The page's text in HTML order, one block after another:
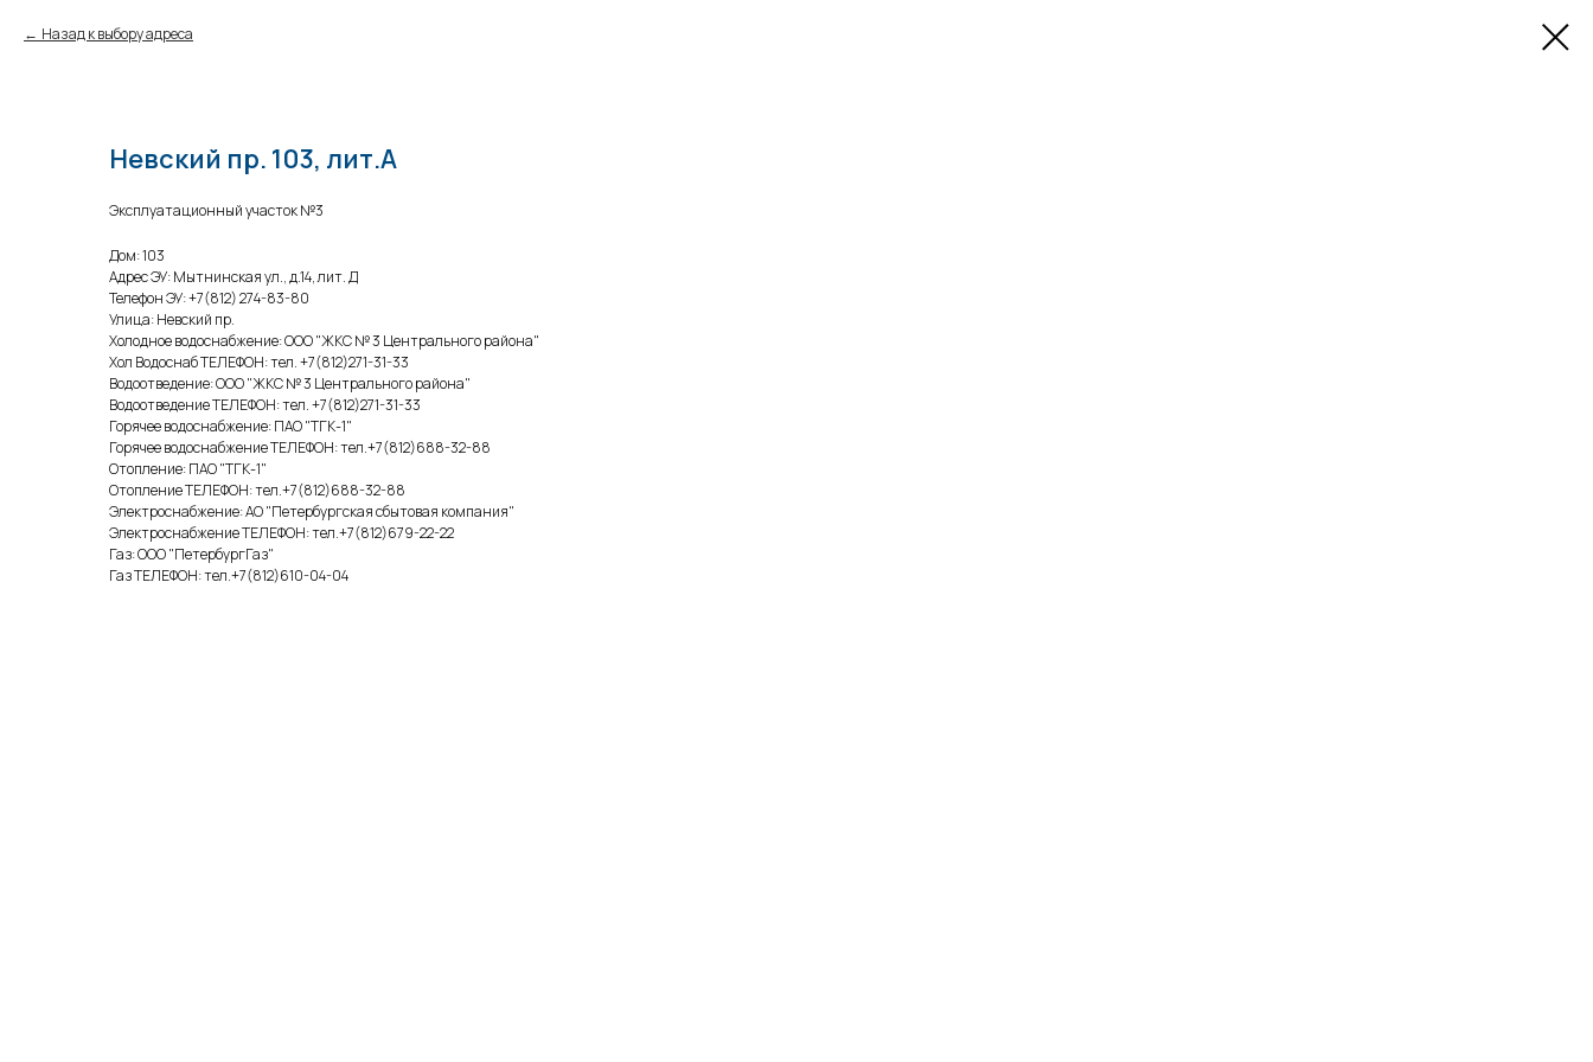
Назад к выбору адреса
Невский пр. 103, лит.А
Эксплуатационный участок №3
Дом: 103
Адрес ЭУ: Мытнинская ул., д.14, лит. Д
Телефон ЭУ: +7(812) 274-83-80
Улица: Невский пр.
Холодное водоснабжение: ООО "ЖКС № 3 Центрального района"
Хол Водоснаб ТЕЛЕФОН: тел. +7(812)271-31-33
Водоотведение: ООО "ЖКС № 3 Центрального района"
Водоотведение ТЕЛЕФОН: тел. +7(812)271-31-33
Горячее водоснабжение: ПАО "ТГК-1"
Горячее водоснабжение ТЕЛЕФОН: тел.+7(812)688-32-88
Отопление: ПАО "ТГК-1"
Отопление ТЕЛЕФОН: тел.+7(812)688-32-88
Электроснабжение: АО "Петербургская сбытовая компания"
Электроснабжение ТЕЛЕФОН: тел.+7(812)679-22-22
Газ: ООО "ПетербургГаз"
Газ ТЕЛЕФОН: тел.+7(812)610-04-04